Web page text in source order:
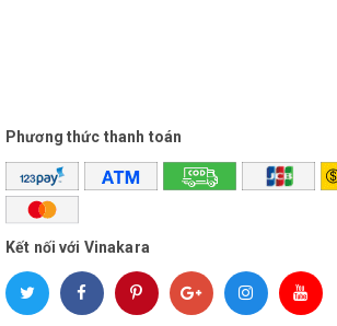
Phương thức thanh toán
Kết nối với Vinakara